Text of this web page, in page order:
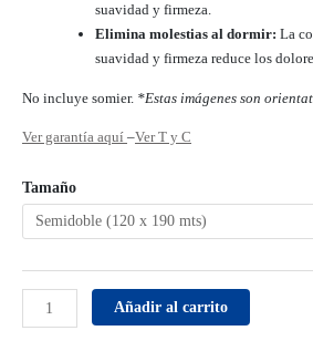
suavidad y firmeza.
Elimina molestias al dormir: La
suavidad y firmeza reduce los
No incluye somier. *Estas imágenes son
Ver garantía aquí –Ver T y C
Tamaño
Añadir al carrito